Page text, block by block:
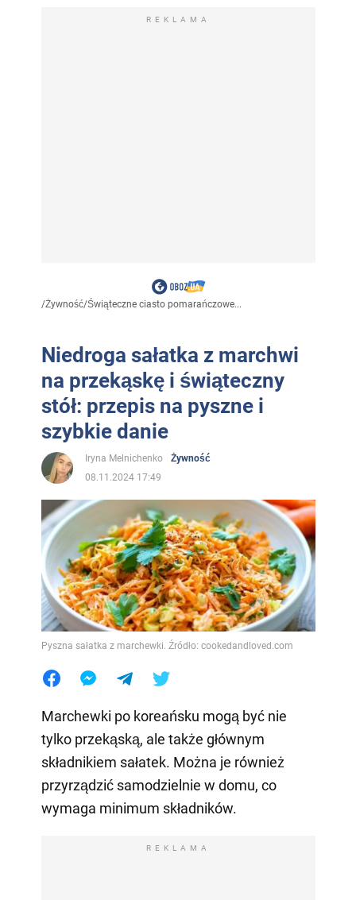
REKLAMA
/Żywność/Świąteczne ciasto pomarańczowe...
Niedroga sałatka z marchwi
na przekąskę i świąteczny
stół: przepis na pyszne i
szybkie danie
Iryna Melnichenko
Żywność
08.11.2024 17:49
Pyszna sałatka z marchewki. Źródło: cookedandloved.com
Marchewki po koreańsku mogą być nie
tylko przekąską, ale także głównym
składnikiem sałatek. Można je również
przyrządzić samodzielnie w domu, co
wymaga minimum składników.
REKLAMA